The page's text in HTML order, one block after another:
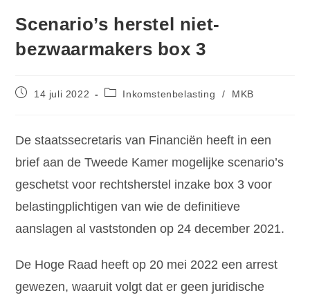
Scenario’s herstel niet-
bezwaarmakers box 3
14 juli 2022 Inkomstenbelasting / MKB
De staatssecretaris van Financiën heeft in een
brief aan de Tweede Kamer mogelijke scenario’s
geschetst voor rechtsherstel inzake box 3 voor
belastingplichtigen van wie de definitieve
aanslagen al vaststonden op 24 december 2021.
De Hoge Raad heeft op 20 mei 2022 een arrest
gewezen, waaruit volgt dat er geen juridische